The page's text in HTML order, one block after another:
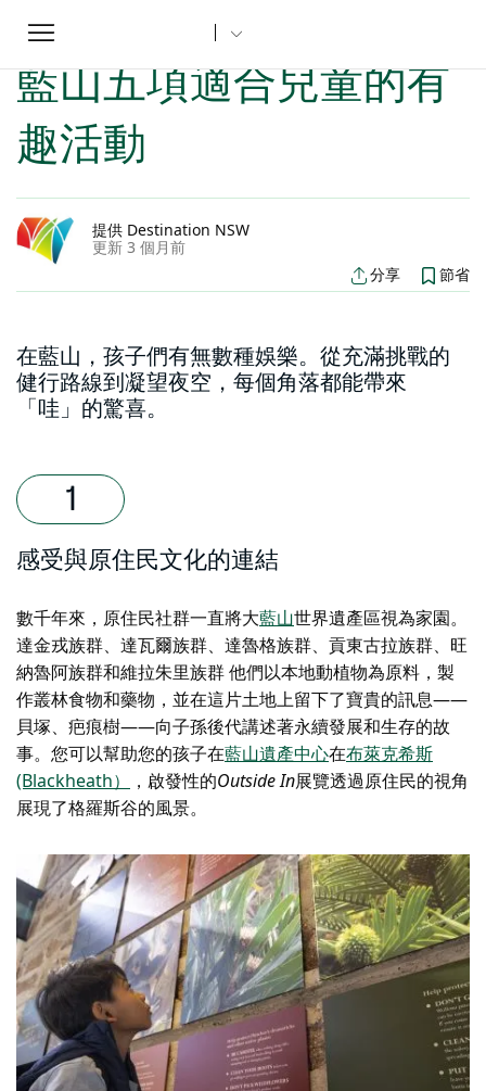
Toggle
navigation
家 藍山五項適合兒童的有趣活動
藍山五項適合兒童的有
趣活動
提供 Destination NSW
更新 3 個月前
分享 節省
在藍山，孩子們有無數種娛樂。從充滿挑戰的
健行路線到凝望夜空，每個角落都能帶來
「哇」的驚喜。
感受與原住民文化的連結
數千年來， 原住民社群一直將大藍山世界遺產區視為家園。
達金戎族群、達瓦爾族群、達魯格族群、貢東古拉族群、旺
納魯阿族群和維拉朱里族群他們以本地動植物為原料，製
作叢林食物和藥物，並在這片土地上留下了寶貴的訊息——
貝塚、疤痕樹——向子孫後代講述著永續發展和生存的故
事。您可以幫助您的孩子在藍山遺產中心在布萊克希斯
(Blackheath）
，啟發性的Outside In展覽透過原住民的視角
展現了格羅斯谷的風景。